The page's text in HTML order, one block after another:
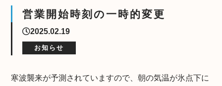
営業開始時刻の一時的変更
2025.02.19
お知らせ
寒波襲来が予測されていますので、朝の気温が氷点下に